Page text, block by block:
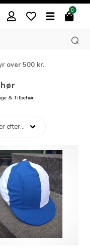
0
over 500 kr.
& Tilbehør